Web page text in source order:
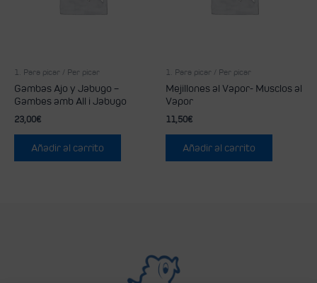
1. Para picar / Per picar
Gambas Ajo y Jabugo –
Gambes amb All i Jabugo
23,00€
Añadir al carrito
1. Para picar / Per picar
Mejillones al Vapor- Musclos al
Vapor
11,50€
Añadir al carrito